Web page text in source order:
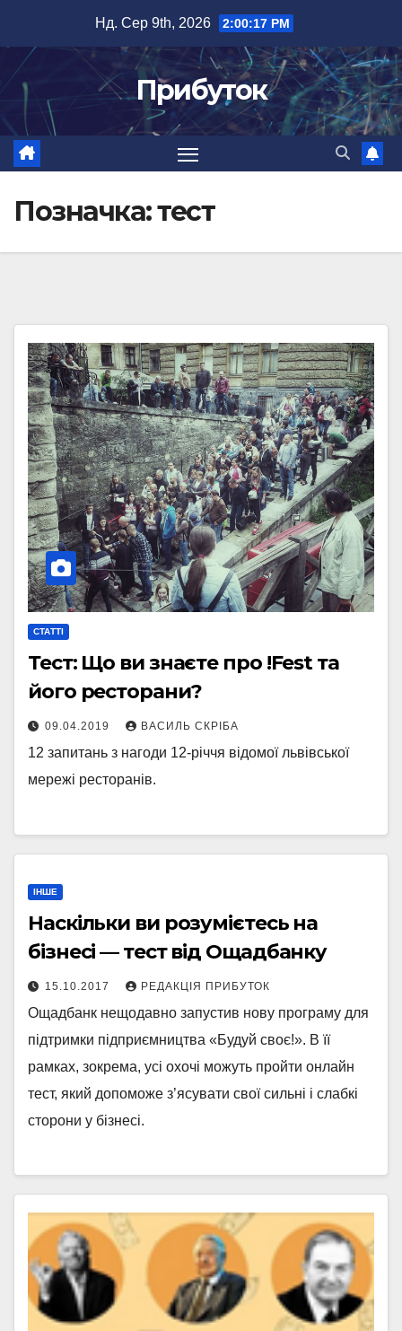
вмісту
Нд. Сер 9th, 2026 2:00:18 PM
Прибуток
Позначка:тест
СТАТТІ
Тест: Що ви знаєте про !Fest та
його ресторани?
09.04.2019 ВАСИЛЬ СКРІБА
12 запитань з нагоди 12-річчя відомої львівської
мережі ресторанів.
ІНШЕ
Наскільки ви розумієтесь на
бізнесі — тест від Ощадбанку
15.10.2017 РЕДАКЦІЯ ПРИБУТОК
Ощадбанк нещодавно запустив нову програму для
підтримки підприємництва «Будуй своє!». В її
рамках, зокрема, усі охочі можуть пройти онлайн
тест, який допоможе з’ясувати свої сильні і слабкі
сторони у бізнесі.